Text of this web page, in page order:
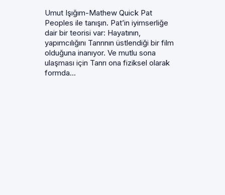
Umut Işığım-Mathew Quick Pat
Peoples ile tanışın. Pat’in iyimserliğe
dair bir teorisi var: Hayatının,
yapımcılığını Tanrının üstlendiği bir film
olduğuna inanıyor. Ve mutlu sona
ulaşması için Tanrı ona fiziksel olarak
formda...